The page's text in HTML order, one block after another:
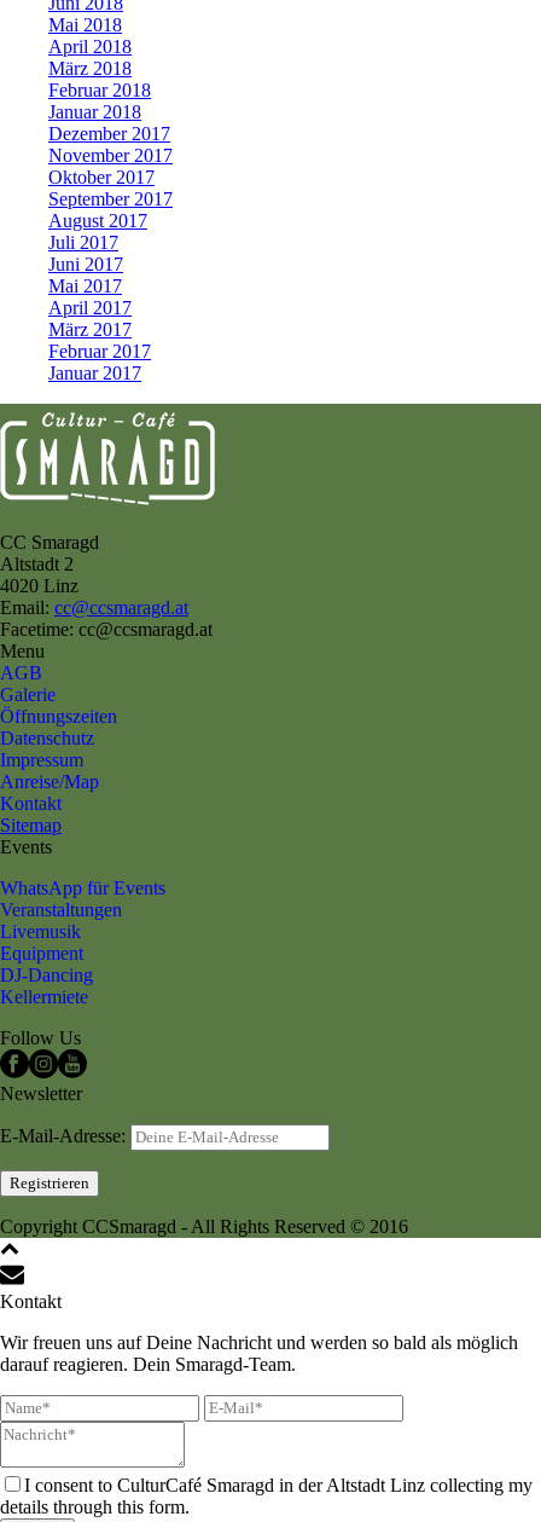
Mai 2018
April 2018
März 2018
Februar 2018
Januar 2018
Dezember 2017
November 2017
Oktober 2017
September 2017
August 2017
Juli 2017
Juni 2017
Mai 2017
April 2017
März 2017
Februar 2017
Januar 2017
CC Smaragd
Altstadt 2
4020 Linz
Email: cc@ccsmaragd.at
Facetime: cc@ccsmaragd.at
Menu
AGB
Galerie
Öffnungszeiten
Datenschutz
Impressum
Anreise/Map
Kontakt
Sitemap
Events
WhatsApp für Events
Veranstaltungen
Livemusik
Equipment
DJ-Dancing
Kellermiete
Follow Us
Newsletter
E-Mail-Adresse:
Copyright CCSmaragd - All Rights Reserved © 2016
Kontakt
Wir freuen uns auf Deine Nachricht und werden so bald als möglich
darauf reagieren. Dein Smaragd-Team.
I consent to CulturCafé Smaragd in der Altstadt Linz collecting my
details through this form.